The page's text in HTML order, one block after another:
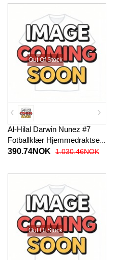
Out Of Stock
Al-Hilal Darwin Nunez #7
Fotballklær Hjemmedraktsett
Barn 2026-27 Kortermet (+
390.74NOK 1.030.46NOK
Out Of Stock